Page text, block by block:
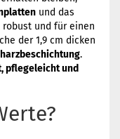
und das
und für einen
der 1,9 cm dicken
.
pflegeleicht und